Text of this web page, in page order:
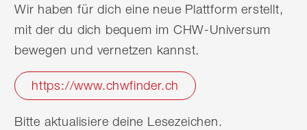
Wir haben für dich eine neue Plattform erstellt,
mit der du dich bequem im CHW-Universum
bewegen und vernetzen kannst.
https://www.chwfinder.ch
Bitte aktualisiere deine Lesezeichen.